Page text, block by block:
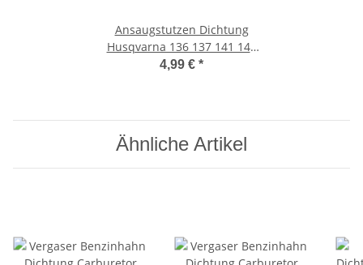
Ansaugstutzen Dichtung
Husqvarna 136 137 141 142
Vergaserdichtung Vergaser
4,99 € *
Ähnliche Artikel